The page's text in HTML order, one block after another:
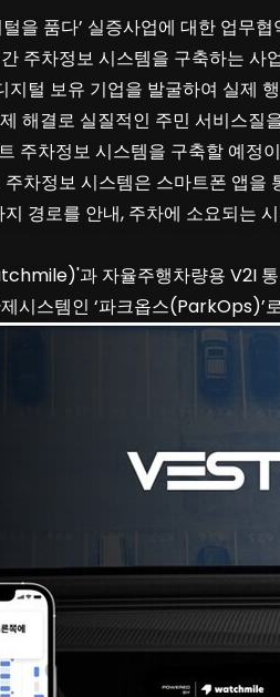
을 품다’ 실증사업에 대한 업무
주차정보 시스템을 구축하는 사
털 보유 기업을 발굴하여 실제
해결로 실질적인 주민 서비스
주차정보 시스템을 구축할 예정
차정보 시스템은 스마트폰 앱
경로를 안내, 주차에 소요되는
과 자율주행차량용 V2I
시스템인 ‘파크옵스(ParkOps)’